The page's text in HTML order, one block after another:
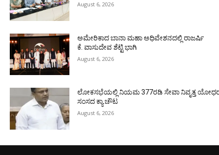
August 6, 2026
ಅಮೇರಿಕಾದ ಬಾನಾ ಮಹಾ ಅಧಿವೇಶನದಲ್ಲಿ ರಾಜರ್ಷಿ
ಕೆ. ವಾಸುದೇವ ಶೆಟ್ಟಿ ಭಾಗಿ
August 6, 2026
ಲೋಕಸಭೆಯಲ್ಲಿ ನಿಯಮ 377ರಡಿ ಸೇವಾ ನಿವೃತ್ತ
ಸಂಸದ ಕ್ಯಾ.ಚೌಟ
August 6, 2026